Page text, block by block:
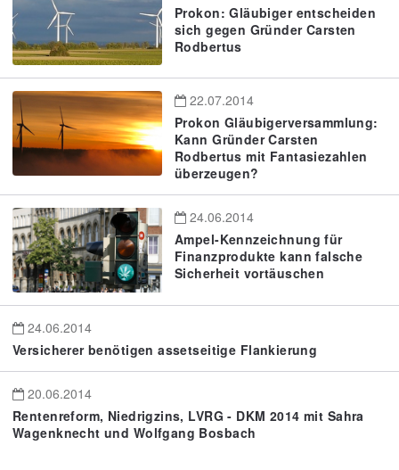
Prokon: Gläubiger entscheiden
sich gegen Gründer Carsten
Rodbertus
22.07.2014
Prokon Gläubigerversammlung:
Kann Gründer Carsten
Rodbertus mit Fantasiezahlen
überzeugen?
24.06.2014
Ampel-Kennzeichnung für
Finanzprodukte kann falsche
Sicherheit vortäuschen
24.06.2014
Versicherer benötigen assetseitige Flankierung
20.06.2014
Rentenreform, Niedrigzins, LVRG - DKM 2014 mit Sahra
Wagenknecht und Wolfgang Bosbach